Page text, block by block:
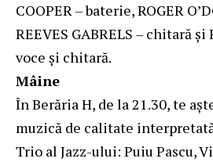
COOPER – baterie, ROGER
REEVES GABRELS – chitară și
voce și chitară.
Mâine
În Berăria H, de la 21.30, te
muzică de calitate
Trio al Jazz-ului: Puiu Pascu,